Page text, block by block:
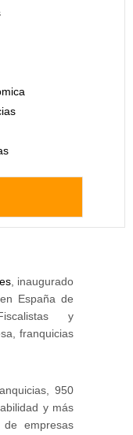
, inaugurado
España de
y
franquicias
950
y más
empresas